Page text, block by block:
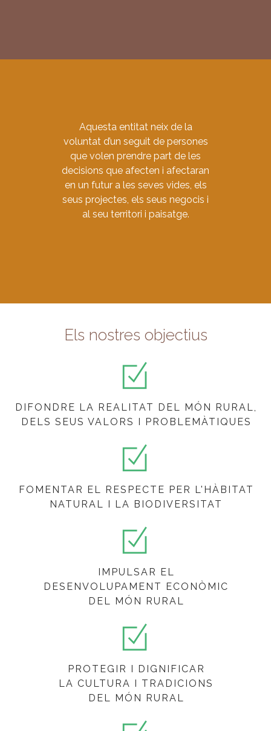
Aquesta entitat neix de la
voluntat d’un seguit de persones
que volen prendre part de les
decisions que afecten i afectaran
en un futur a les seves vides, els
seus projectes, els seus negocis i
al seu territori i paisatge.
Els nostres objectius
DIFONDRE LA REALITAT DEL MÓN RURAL,
DELS SEUS VALORS I PROBLEMÀTIQUES
FOMENTAR EL RESPECTE PER L'HÀBITAT
NATURAL I LA BIODIVERSITAT
IMPULSAR EL
DESENVOLUPAMENT ECONÒMIC
DEL MÓN RURAL
PROTEGIR I DIGNIFICAR
LA CULTURA I TRADICIONS
DEL MÓN RURAL